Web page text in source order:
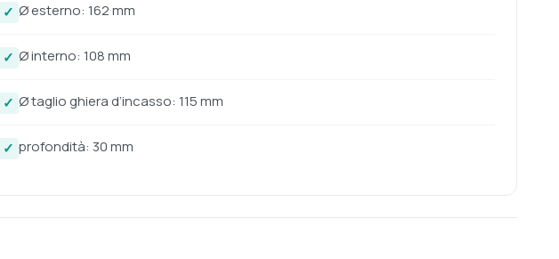
Ø esterno: 162 mm
Ø interno: 108 mm
Ø taglio ghiera d’incasso: 115 mm
profondità: 30 mm